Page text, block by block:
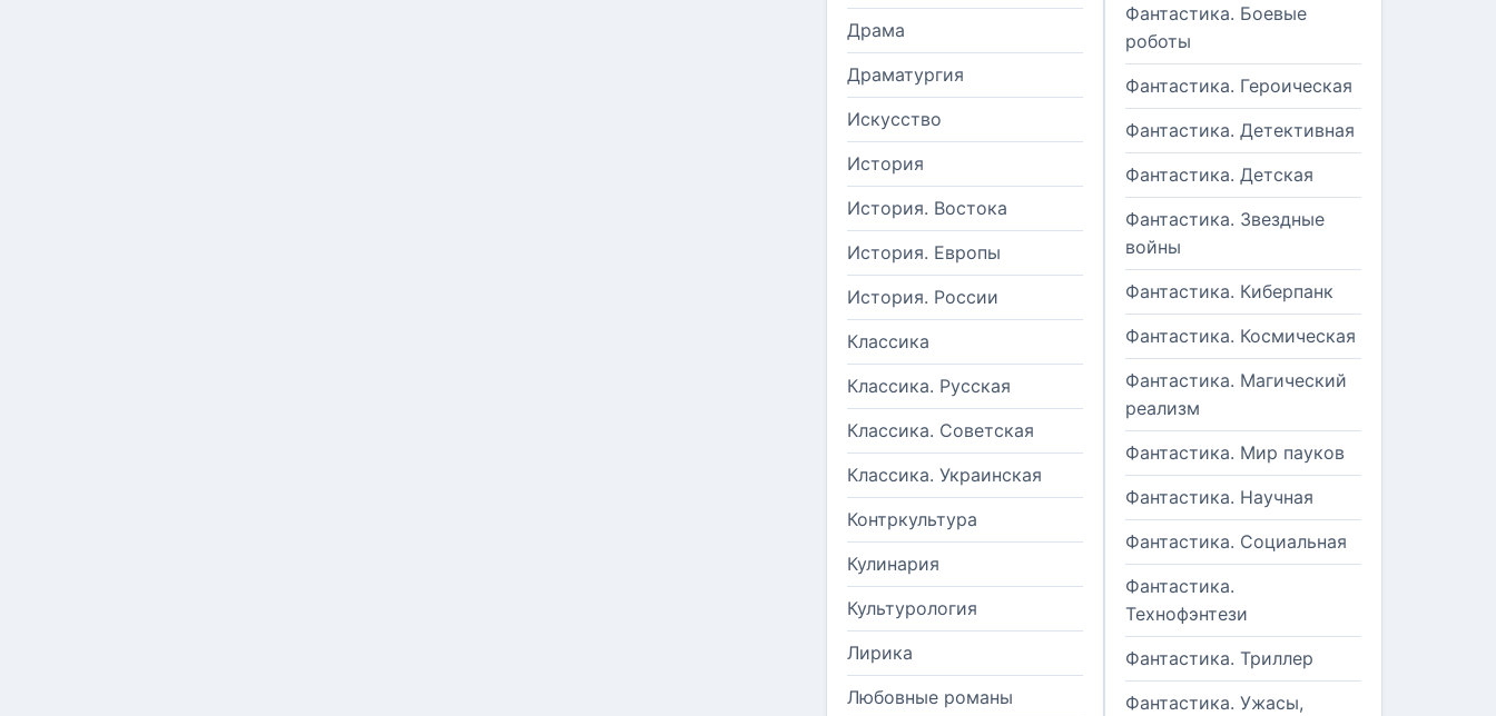
Драма
Драматургия
Искусство
История
История. Востока
История. Европы
История. России
Классика
Классика. Русская
Классика. Советская
Классика. Украинская
Контркультура
Кулинария
Культурология
Лирика
Любовные романы
Фантастика. Боевые
роботы
Фантастика. Героическая
Фантастика. Детективная
Фантастика. Детская
Фантастика. Звездные
войны
Фантастика. Киберпанк
Фантастика. Космическая
Фантастика. Магический
реализм
Фантастика. Мир пауков
Фантастика. Научная
Фантастика. Социальная
Фантастика.
Технофэнтези
Фантастика. Триллер
Фантастика. Ужасы,